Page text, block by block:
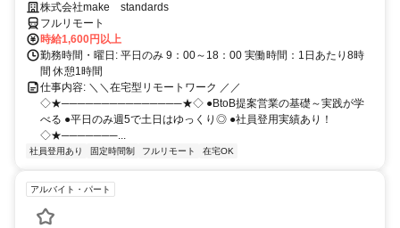
ルが身につく営業職
株式会社make standards
フルリモート
時給1,600円以上
勤務時間・曜日: 平日のみ 9：00～18：00 実働時間：1日あたり8時
間 休憩1時間
仕事内容: ＼＼在宅型リモートワーク ／／
◇★───────────────★◇ ●BtoB提案営業の基礎～実践が学
べる ●平日のみ週5で土日はゆっくり◎ ●社員登用実績あり！
◇★───────...
社員登用あり 固定時間制 フルリモート 在宅OK
アルバイト・パート